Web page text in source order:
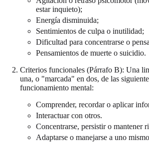
estar inquieto);
Energía disminuida;
Sentimientos de culpa o inutilidad;
Dificultad para concentrarse o
Pensamientos de muerte o suicidio.
Criterios funcionales (Párrafo B): Una
una, o "marcada" en dos, de las
funcionamiento mental:
Comprender, recordar o aplicar
Interactuar con otros.
Concentrarse, persistir o mantener
Adaptarse o manejarse a uno